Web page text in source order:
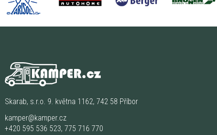
Skarab, s.r.o. 9. května 1162, 742 58 Příbor
kamper@kamper.cz
+420 595 536 523, 775 716 770